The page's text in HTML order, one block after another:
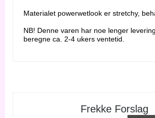
Materialet powerwetlook er stretchy,
NB! Denne varen har noe lenger
beregne ca. 2-4 ukers ventetid.
Frekke Forslag